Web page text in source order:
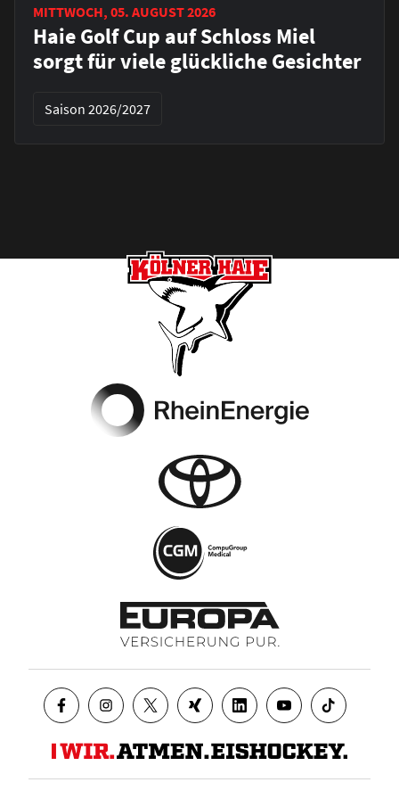
MITTWOCH, 05. AUGUST 2026
Haie Golf Cup auf Schloss Miel
sorgt für viele glückliche Gesichter
Saison 2026/2027